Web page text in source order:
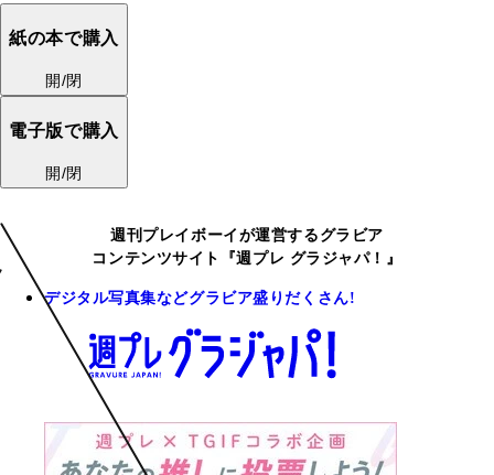
紙の本で購入
開/閉
電子版で購入
開/閉
週刊プレイボーイが運営するグラビア
コンテンツサイト『週プレ グラジャパ！』
デジタル写真集などグラビア盛りだくさん!